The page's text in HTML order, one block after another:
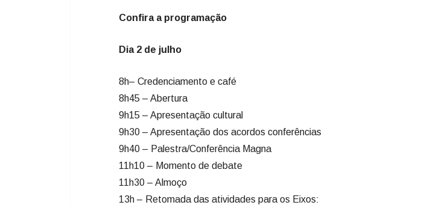
Confira a programação
Dia 2 de julho
8h– Credenciamento e café
8h45 – Abertura
9h15 – Apresentação cultural
9h30 – Apresentação dos acordos conferências
9h40 – Palestra/Conferência Magna
11h10 – Momento de debate
11h30 – Almoço
13h – Retomada das atividades para os Eixos: